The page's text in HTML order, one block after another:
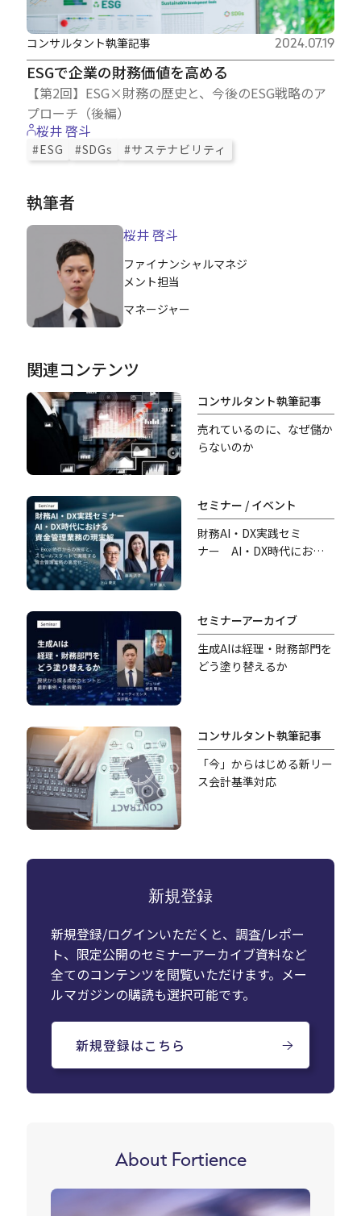
ESGで企業の財務価値を高める
【第2回】ESG×財務の歴史と、今後のESG戦略のア
プローチ（後編）
コンサルタント執筆記事 2024.07.19
桜井 啓斗
#ESG #SDGs #サステナビリティ
執筆者
桜井 啓斗
ファイナンシャルマネジ
メント担当
マネージャー
関連コンテンツ
コンサルタント執筆記事
売れているのに、なぜ儲か
らないのか
セミナー / イベント
財務AI・DX実践セミ
ナー AI・DX時代におけ
セミナーアーカイブ
生成AIは経理・財務部門を
どう塗り替えるか
コンサルタント執筆記事
「今」からはじめる新リー
ス会計基準対応
新規登録
新規登録/ログインいただくと、調査/レポー
ト、限定公開のセミナーアーカイブ資料など
全てのコンテンツを閲覧いただけます。メー
ルマガジンの購読も選択可能です。
新規登録はこちら
About Fortience